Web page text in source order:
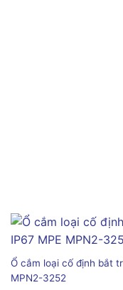
Ổ cắm loại cố định bắt
MPN2-3252